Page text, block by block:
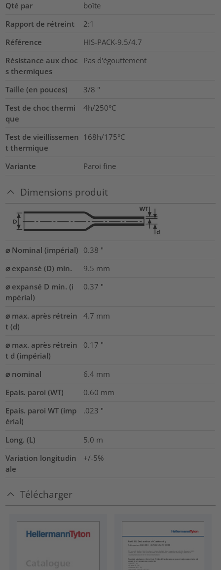
Qté par
boîte
Rapport de rétreint
2:1
Référence
HIS-PACK-9.5/4.7
Résistance aux choc
s thermiques
Pas d'égouttement
Taille (en pouces) 3/8 "
Test de choc thermi
que
4h/250°C
Test de vieillissemen
t thermique
168h/175°C
Variante Paroi fine
Dimensions produit
⌀ Nominal (impérial) 0.38 "
⌀ expansé (D) min.
9.5 mm
⌀ expansé D min. (i
mpérial)
0.37 "
⌀ max. après rétrein
t (d)
4.7 mm
⌀ max. après rétrein
t d (impérial)
0.17 "
⌀ nominal 6.4 mm
Epais. paroi (WT)
0.60 mm
Epais. paroi WT (imp
érial)
.023 "
Long. (L) 5.0 m
Variation longitudin
ale
+/-5%
Télécharger